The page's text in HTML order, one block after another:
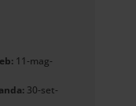
11-mag-
30-set-